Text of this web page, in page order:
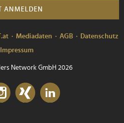
ANMELDEN
Mediadaten AGB
Datenschutz
Impressum
Network GmbH 2026